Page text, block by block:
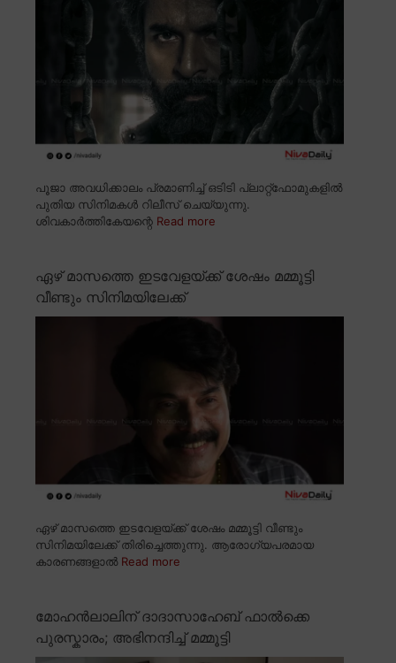
പൂജാ അവധിക്കാലം പ്രമാണിച്ച് ഒടിടി പ്ലാറ്റ്ഫോമുകളിൽ
പുതിയ സിനിമകൾ റിലീസ് ചെയ്യുന്നു.
ശിവകാർത്തികേയന്റെ Read more
ഏഴ് മാസത്തെ ഇടവേളയ്ക്ക് ശേഷം മമ്മൂട്ടി
വീണ്ടും സിനിമയിലേക്ക്
ഏഴ് മാസത്തെ ഇടവേളയ്ക്ക് ശേഷം മമ്മൂട്ടി വീണ്ടും
സിനിമയിലേക്ക് തിരിച്ചെത്തുന്നു. ആരോഗ്യപരമായ
കാരണങ്ങളാൽ Read more
മോഹൻലാലിന് ദാദാസാഹേബ് ഫാൽക്കെ
പുരസ്കാരം; അഭിനന്ദിച്ച് മമ്മൂട്ടി